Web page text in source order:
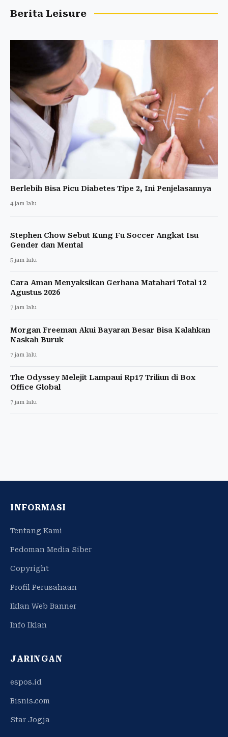
Berita Leisure
Berlebih Bisa Picu Diabetes Tipe 2, Ini Penjelasannya
4 jam lalu
Stephen Chow Sebut Kung Fu Soccer Angkat Isu
Gender dan Mental
5 jam lalu
Cara Aman Menyaksikan Gerhana Matahari Total 12
Agustus 2026
7 jam lalu
Morgan Freeman Akui Bayaran Besar Bisa Kalahkan
Naskah Buruk
7 jam lalu
The Odyssey Melejit Lampaui Rp17 Triliun di Box
Office Global
7 jam lalu
INFORMASI
Tentang Kami
Pedoman Media Siber
Copyright
Profil Perusahaan
Iklan Web Banner
Info Iklan
JARINGAN
espos.id
Bisnis.com
Star Jogja